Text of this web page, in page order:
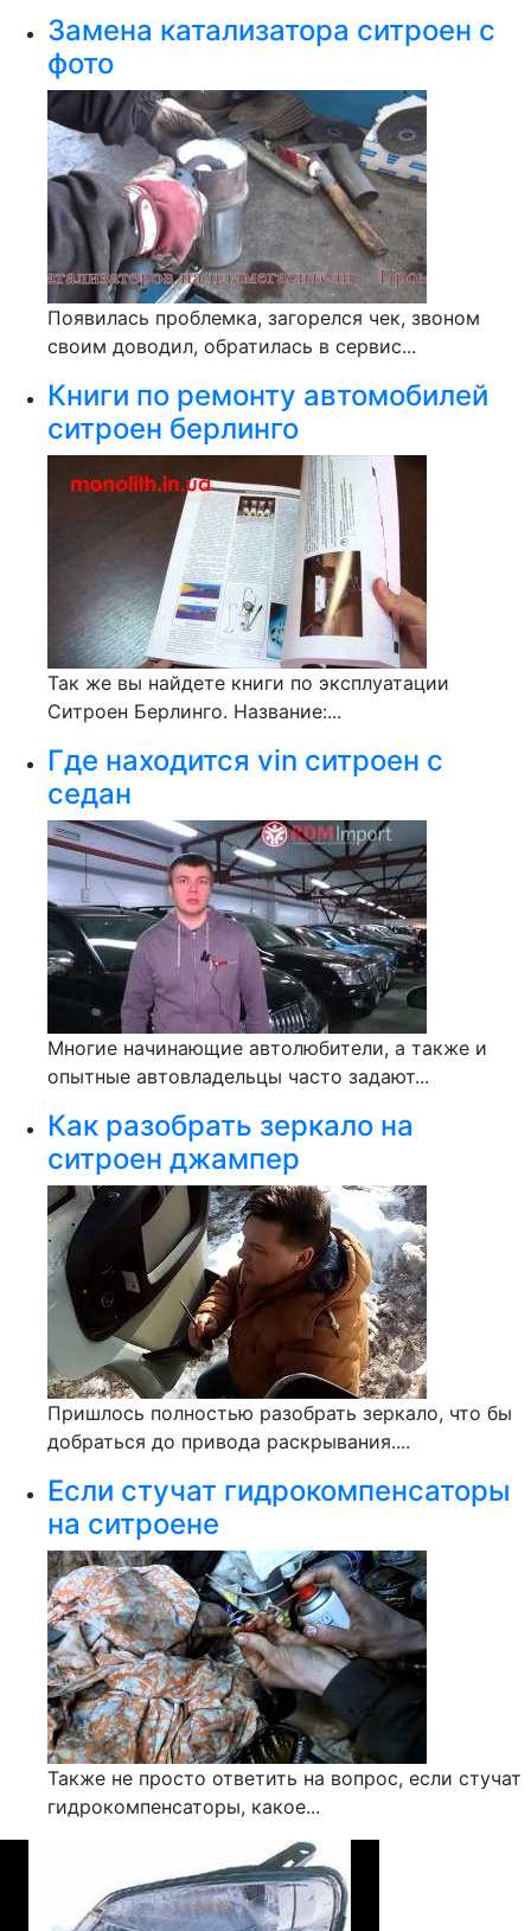
Замена катализатора ситроен с
фото
Появилась проблемка, загорелся чек, звоном
своим доводил, обратилась в сервис...
Книги по ремонту автомобилей
ситроен берлинго
Так же вы найдете книги по эксплуатации
Ситроен Берлинго. Название:...
Где находится vin ситроен с
седан
Многие начинающие автолюбители, а также и
опытные автовладельцы часто задают...
Как разобрать зеркало на
ситроен джампер
Пришлось полностью разобрать зеркало, что бы
добраться до привода раскрывания....
Если стучат гидрокомпенсаторы
на ситроене
Также не просто ответить на вопрос, если стучат
гидрокомпенсаторы, какое...